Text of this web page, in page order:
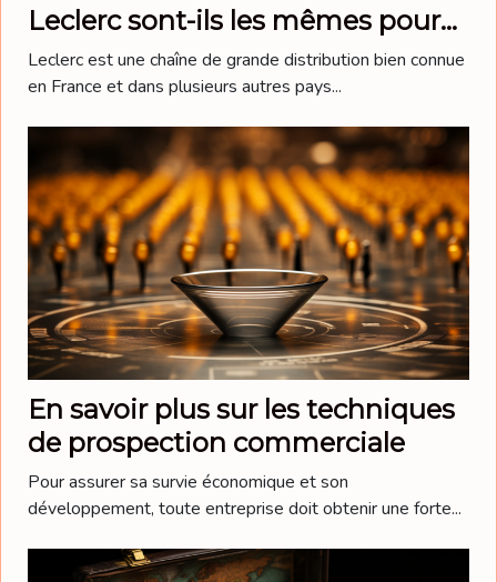
Leclerc sont-ils les mêmes pour
toutes les boutiques ?
Leclerc est une chaîne de grande distribution bien connue
en France et dans plusieurs autres pays...
En savoir plus sur les techniques
de prospection commerciale
Pour assurer sa survie économique et son
développement, toute entreprise doit obtenir une forte...